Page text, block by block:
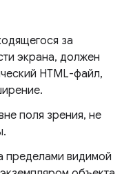
за
экрана, должен
HTML-файл,
поля зрения, не
пределами видимой